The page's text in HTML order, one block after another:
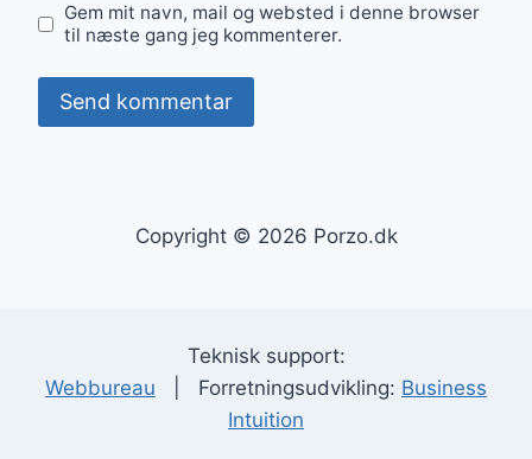
Gem mit navn, mail og websted i denne browser
til næste gang jeg kommenterer.
Copyright © 2026 Porzo.dk
Teknisk support:
Webbureau | Forretningsudvikling: Business
Intuition